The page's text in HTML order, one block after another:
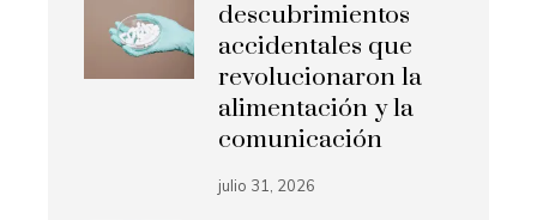
descubrimientos
accidentales que
revolucionaron la
alimentación y la
comunicación
julio 31, 2026